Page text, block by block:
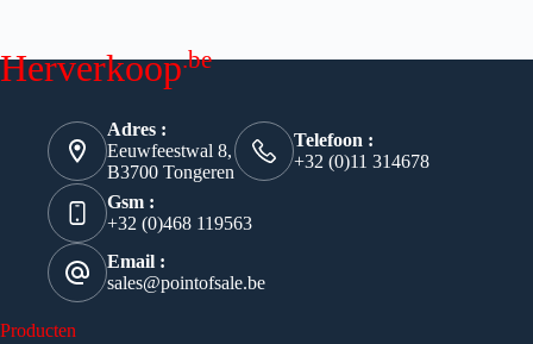
Herverkoop.be
Adres :
Eeuwfeestwal 8,
B3700 Tongeren
Telefoon :
+32 (0)11 314678
Gsm :
+32 (0)468 119563
Email :
sales@pointofsale.be
Producten